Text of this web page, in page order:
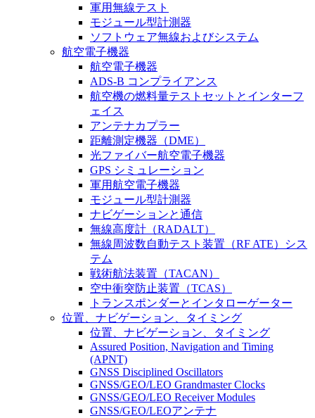
軍用無線テスト
モジュール型計測器
ソフトウェア無線およびシステム
航空電子機器
航空電子機器
ADS-B コンプライアンス
航空機の燃料量テストセットとインターフ
ェイス
アンテナカプラー
距離測定機器（DME）
光ファイバー航空電子機器
GPS シミュレーション
軍用航空電子機器
モジュール型計測器
ナビゲーションと通信
無線高度計（RADALT）
無線周波数自動テスト装置（RF ATE）シス
テム
戦術航法装置（TACAN）
空中衝突防止装置（TCAS）
トランスポンダーとインタローゲーター
位置、ナビゲーション、タイミング
位置、ナビゲーション、タイミング
Assured Position, Navigation and Timing
(APNT)
GNSS Disciplined Oscillators
GNSS/GEO/LEO Grandmaster Clocks
GNSS/GEO/LEO Receiver Modules
GNSS/GEO/LEOアンテナ